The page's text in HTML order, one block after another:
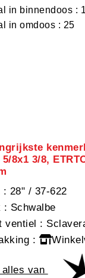
in binnendoos : 1
in omdoos : 25
5/8x1 3/8,
: 28" / 37-622
: Schwalbe
ventiel :
:
alles van